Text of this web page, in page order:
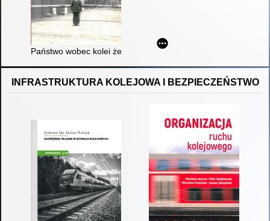
Państwo wobec kolei żelaznych w Polsce
INFRASTRUKTURA KOLEJOWA I BEZPIECZEŃSTWO